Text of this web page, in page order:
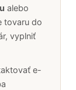
alebo
tovaru do
vyplniť
e-